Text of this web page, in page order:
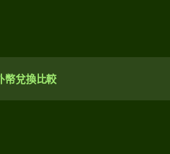
幣兌換比較